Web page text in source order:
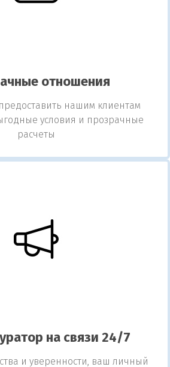
отношения
нашим клиентам
условия и прозрачные
расчеты
на связи 24/7
и уверенности, ваш личный